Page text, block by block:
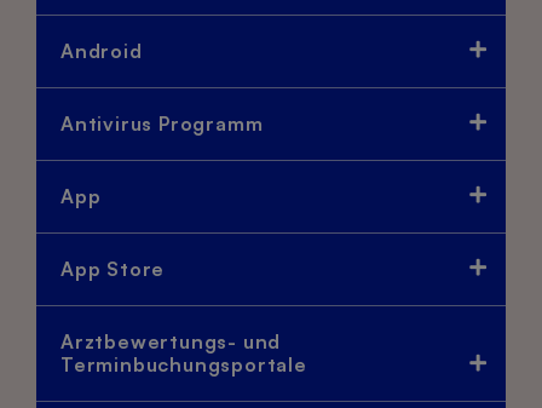
Android
Antivirus Programm
App
App Store
Arztbewertungs- und
Terminbuchungsportale